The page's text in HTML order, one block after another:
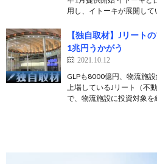
用し、イトーキが展開し
【独自取材】Jリート
1兆円うかがう
2021.10.12
GLPも8000億円、物流施
上場しているJリート（不
で、物流施設に投資対象